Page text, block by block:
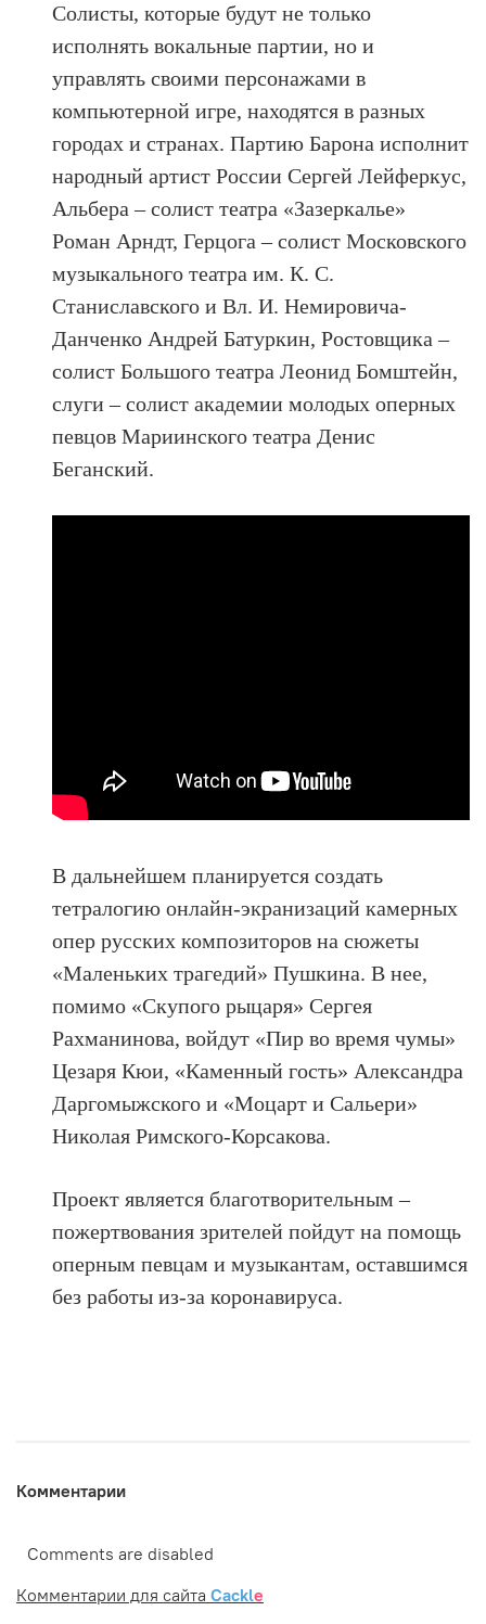
Солисты, которые будут не только
исполнять вокальные партии, но и
управлять своими персонажами в
компьютерной игре, находятся в разных
городах и странах. Партию Барона исполнит
народный артист России Сергей Лейферкус,
Альбера – солист театра «Зазеркалье»
Роман Арндт, Герцога – солист Московского
музыкального театра им. К. С.
Станиславского и Вл. И. Немировича-
Данченко Андрей Батуркин, Ростовщика –
солист Большого театра Леонид Бомштейн,
слуги – солист академии молодых оперных
певцов Мариинского театра Денис
Беганский.
В дальнейшем планируется создать
тетралогию онлайн-экранизаций камерных
опер русских композиторов на сюжеты
«Маленьких трагедий» Пушкина. В нее,
помимо «Скупого рыцаря» Сергея
Рахманинова, войдут «Пир во время чумы»
Цезаря Кюи, «Каменный гость» Александра
Даргомыжского и «Моцарт и Сальери»
Николая Римского-Корсакова.
Проект является благотворительным –
пожертвования зрителей пойдут на помощь
оперным певцам и музыкантам, оставшимся
без работы из-за коронавируса.
Комментарии
Comments are disabled
Комментарии для сайта Cackle